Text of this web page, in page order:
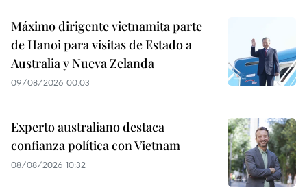
Máximo dirigente vietnamita parte
de Hanoi para visitas de Estado a
Australia y Nueva Zelanda
09/08/2026 00:03
Experto australiano destaca
confianza política con Vietnam
08/08/2026 10:32